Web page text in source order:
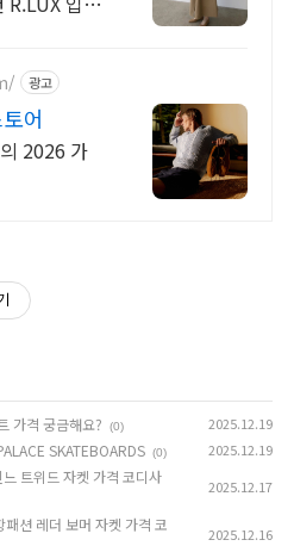
광고
어
2026 가
가격 궁금해요?
(0) 2025.12.19
SKATEBOARDS (0) 2025.12.19
트위드 자켓 가격 코디사
2025.12.17
션 레더 보머 자켓 가격 코
2025.12.16